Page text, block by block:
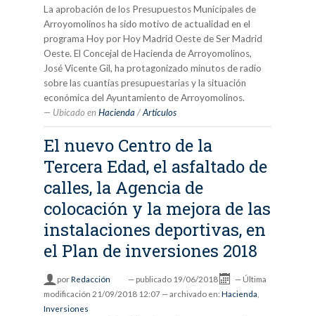
La aprobación de los Presupuestos Municipales de
Arroyomolinos ha sido motivo de actualidad en el
programa Hoy por Hoy Madrid Oeste de Ser Madrid
Oeste. El Concejal de Hacienda de Arroyomolinos,
José Vicente Gil, ha protagonizado minutos de radio
sobre las cuantías presupuestarias y la situación
económica del Ayuntamiento de Arroyomolinos.
Ubicado en Hacienda /Artículos
El nuevo Centro de la
Tercera Edad, el asfaltado de
calles, la Agencia de
colocación y la mejora de las
instalaciones deportivas, en
el Plan de inversiones 2018
porRedacción — publicado 19/06/2018 — Última
modificación 21/09/2018 12:07 — archivado en: Hacienda
Inversiones